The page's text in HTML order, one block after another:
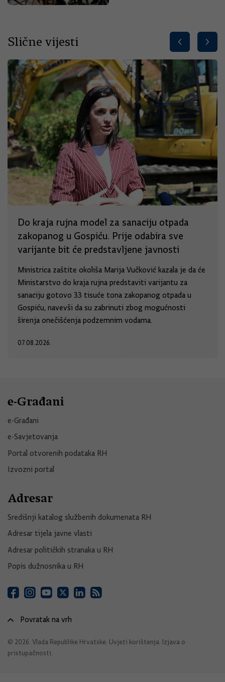
Slične vijesti
Do kraja rujna model za sanaciju otpada
zakopanog u Gospiću. Prije odabira sve
varijante bit će predstavljene javnosti
Ministrica zaštite okoliša Marija Vučković kazala je da će
Ministarstvo do kraja rujna predstaviti varijantu za
sanaciju gotovo 33 tisuće tona zakopanog otpada u
Gospiću, navevši da su zabrinuti zbog mogućnosti
širenja onečišćenja podzemnim vodama.
07.08.2026.
e-Građani
e-Građani
e-Savjetovanja
Portal otvorenih podataka RH
Izvozni portal
Adresar
Središnji katalog službenih dokumenata RH
Adresar tijela javne vlasti
Adresar političkih stranaka u RH
Popis dužnosnika u RH
Povratak na vrh
© 2026. Vlada Republike Hrvatske. Uvjeti korištenja Izjava o
pristupačnosti